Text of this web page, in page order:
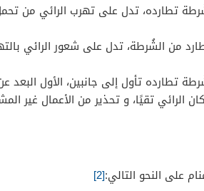
تطارده، تدل على تهرب الرائي من
من الشُرطة، تدل على شعور الرائي
تطارده تأول إلى جانبين، الأول البعد
الرائي تقيًا، و تحذير من الأعمال غير
على النحو التالي:[2]